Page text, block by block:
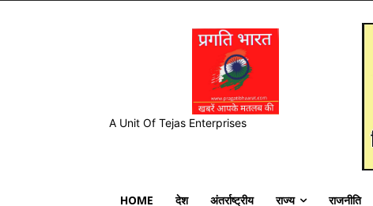
A Unit Of Tejas Enterprises
HOME देश अंतर्राष्ट्रीय राज्य राजनीति